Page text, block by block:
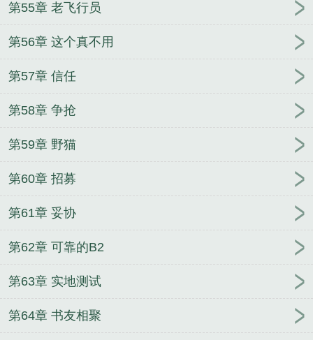
第55章 老飞行员
第56章 这个真不用
第57章 信任
第58章 争抢
第59章 野猫
第60章 招募
第61章 妥协
第62章 可靠的B2
第63章 实地测试
第64章 书友相聚